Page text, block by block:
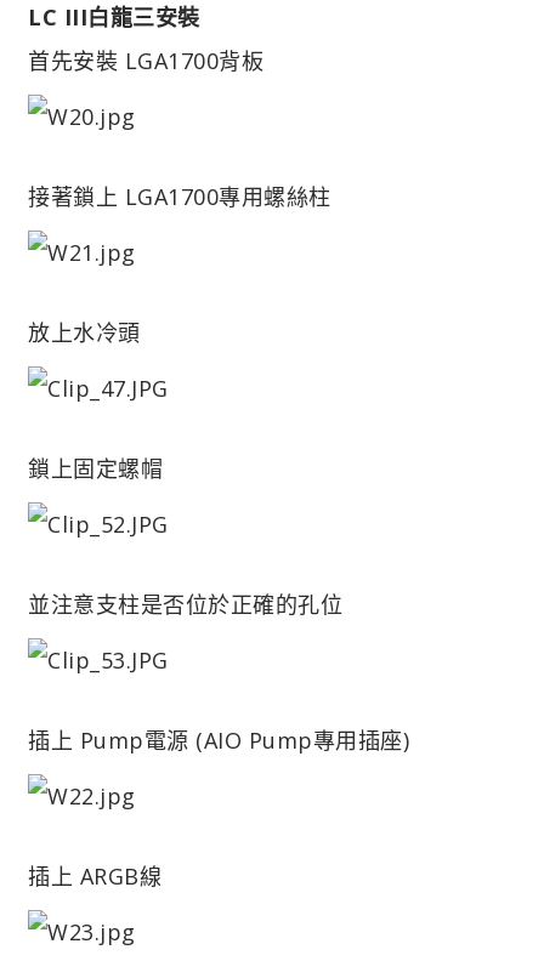
LC III白龍三安裝
首先安裝 LGA1700背板
接著鎖上 LGA1700專用螺絲柱
放上水冷頭
鎖上固定螺帽
並注意支柱是否位於正確的孔位
插上 Pump電源 (AIO Pump專用插座)
插上 ARGB線